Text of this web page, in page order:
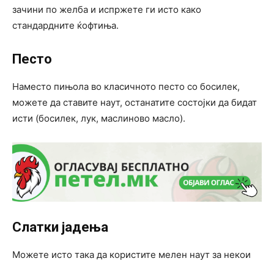
зачини по желба и испржете ги исто како
стандардните ќофтиња.
Песто
Наместо пињола во класичното песто со босилек,
можете да ставите наут, останатите состојки да бидат
исти (босилек, лук, маслиново масло).
Слатки јадења
Можете исто така да користите мелен наут за некои